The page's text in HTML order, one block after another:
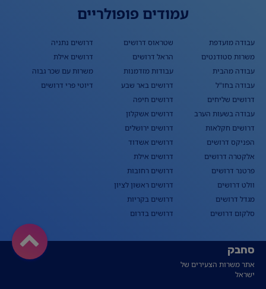
עמודים פופולריים
עבודה מועדפת
משרות סטודנטים
עבודה מהבית
עבודה בחו"ל
דרושים שליחים
עבודה בשעות הערב
דרושים חקלאות
הפניקס דרושים
אלקטרה דרושים
פרטנר דרושים
וולט דרושים
מגדל דרושים
סלקום דרושים
שטראוס דרושים
הראל דרושים
עבודות מזדמנות
דרושים באר שבע
דרושים חיפה
דרושים אשקלון
דרושים ירושלים
דרושים אשדוד
דרושים אילת
דרושים רחובות
דרושים ראשון לציון
דרושים בקריות
דרושים בדרום
דרושים נתניה
דרושים אילת
משרות עם שכר גבוה
דיוטי פרי דרושים
סחבק
אתר משרות הצעירים של
ישראל